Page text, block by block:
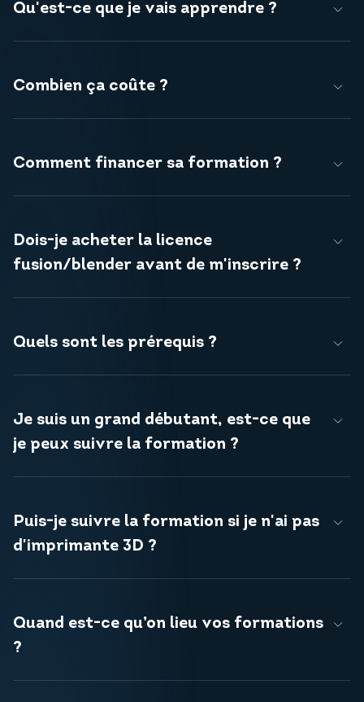
Qu'est-ce que je vais apprendre ?
Combien ça coûte ?
Comment financer sa formation ?
Dois-je acheter la licence
fusion/blender avant de m'inscrire ?
Quels sont les prérequis ?
Je suis un grand débutant, est-ce que
je peux suivre la formation ?
Puis-je suivre la formation si je n'ai pas
d'imprimante 3D ?
Quand est-ce qu’on lieu vos formations
?